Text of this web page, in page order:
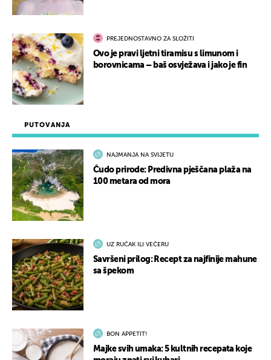
PUTOVANJA
NAJMANJA NA SVIJETU
Čudo prirode: Predivna pješčana plaža na
100 metara od mora
UZ RUČAK ILI VEČERU
Savršeni prilog: Recept za najfinije mahune
sa špekom
BON APPETIT!
Majke svih umaka: 5 kultnih recepata koje
PREJEDNOSTAVNO ZA SLOŽITI
Ovo je pravi ljetni tiramisu s limunom i
borovnicama – baš osvježava i jako je fin